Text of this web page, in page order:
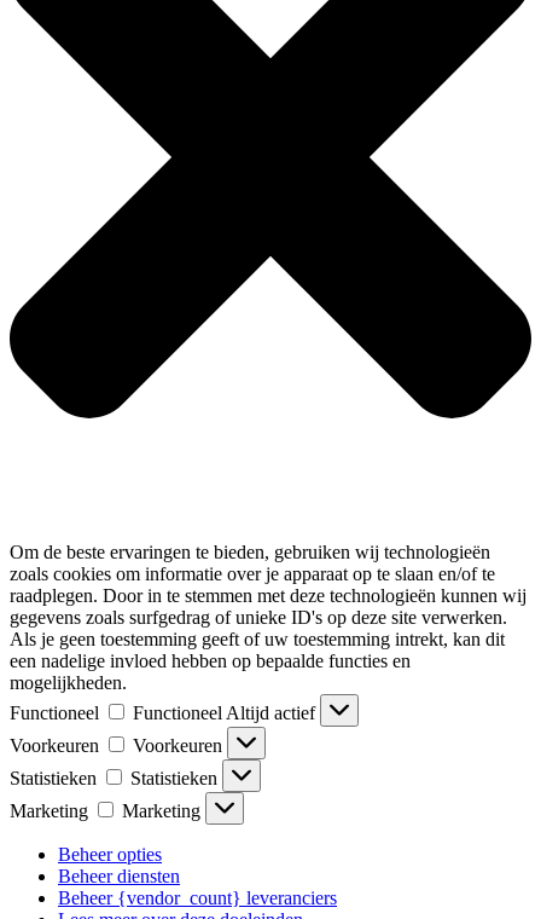
Om de beste ervaringen te bieden, gebruiken wij technologieën
zoals cookies om informatie over je apparaat op te slaan en/of te
raadplegen. Door in te stemmen met deze technologieën kunnen wij
gegevens zoals surfgedrag of unieke ID's op deze site verwerken.
Als je geen toestemming geeft of uw toestemming intrekt, kan dit
een nadelige invloed hebben op bepaalde functies en
mogelijkheden.
Functioneel
Functioneel Altijd actief
Voorkeuren
Voorkeuren
Statistieken
Statistieken
Marketing
Marketing
Beheer opties
Beheer diensten
Beheer {vendor_count} leveranciers